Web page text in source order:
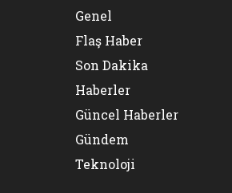
Genel
Flaş Haber
Son Dakika
Haberler
Güncel Haberler
Gündem
Teknoloji